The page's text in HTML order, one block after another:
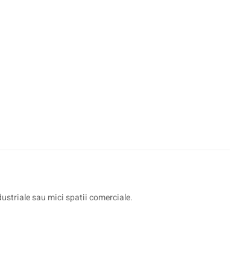
sau mici spatii comerciale.